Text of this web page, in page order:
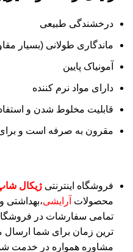
درخشندگی طبیعی
ماندگاری طولانی (بسیار
آمونیاک پایین
دارای مواد نرم کننده
قابلیت مخلوط شدن و
مقرون به صرفه است و برای ۲ بار استفاده کافی می
فروشگاه اینترنتی ژیکال
محصولات آرایشی،بهداشتی
تمامی سفارشات در فروشگاه
ترین زمان برای شما
مشاوره همواره در خدمت